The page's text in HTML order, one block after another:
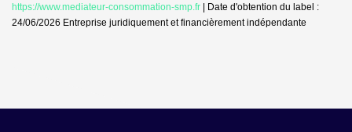
https://www.mediateur-consommation-smp.fr | Date d'obtention du label :
24/06/2026 Entreprise juridiquement et financièrement indépendante